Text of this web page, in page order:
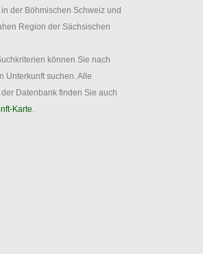
der Böhmischen Schweiz und
Region der Sächsischen
können Sie nach
Unterkunft suchen. Alle
Datenbank finden Sie auch
Karte.